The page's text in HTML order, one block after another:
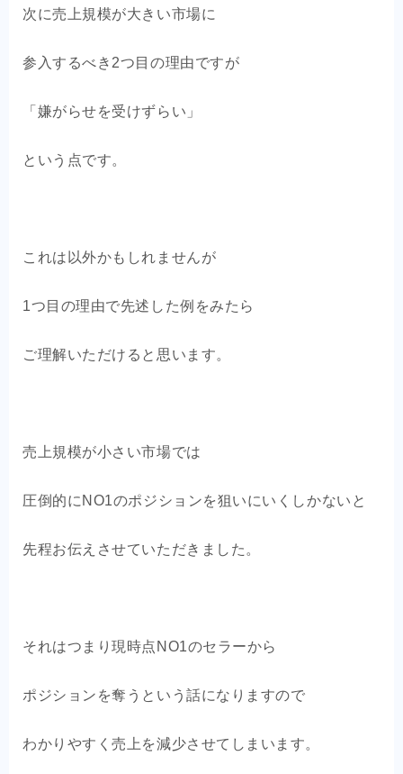
次に売上規模が大きい市場に
参入するべき2つ目の理由ですが
「嫌がらせを受けずらい」
という点です。
これは以外かもしれませんが
1つ目の理由で先述した例をみたら
ご理解いただけると思います。
売上規模が小さい市場では
圧倒的にNO1のポジションを狙いにいくしかないと
先程お伝えさせていただきました。
それはつまり現時点NO1のセラーから
ポジションを奪うという話になりますので
わかりやすく売上を減少させてしまいます。